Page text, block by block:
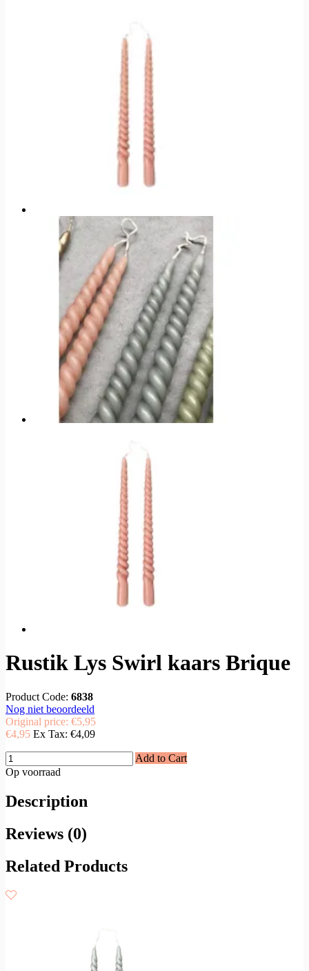
Rustik Lys Swirl kaars Brique
Product Code: 6838
Nog niet beoordeeld
Original price: €5,95
€4,95 Ex Tax: €4,09
Add to Cart
Op voorraad
Description
Reviews (0)
Related Products